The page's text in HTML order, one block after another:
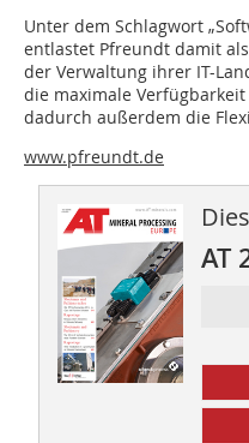
Unter dem Schlagwort
entlastet Pfreundt damit
der Verwaltung ihrer IT-
die maximale
dadurch außerdem die
www.pfreundt.de
AT